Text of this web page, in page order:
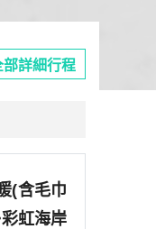
部詳細行程
(含毛巾
虹海岸